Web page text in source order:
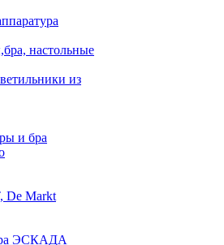
настольные
из
и бра
De Markt
ЭСКАДА